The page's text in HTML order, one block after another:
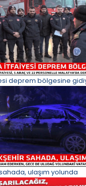
deprem bölgesine
ulaşım yolunda